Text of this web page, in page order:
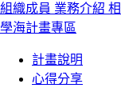
組織成員 業務介紹
學海計畫專區
計畫說明
心得分享